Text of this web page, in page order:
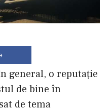
general, o reputație
de bine în
de tema